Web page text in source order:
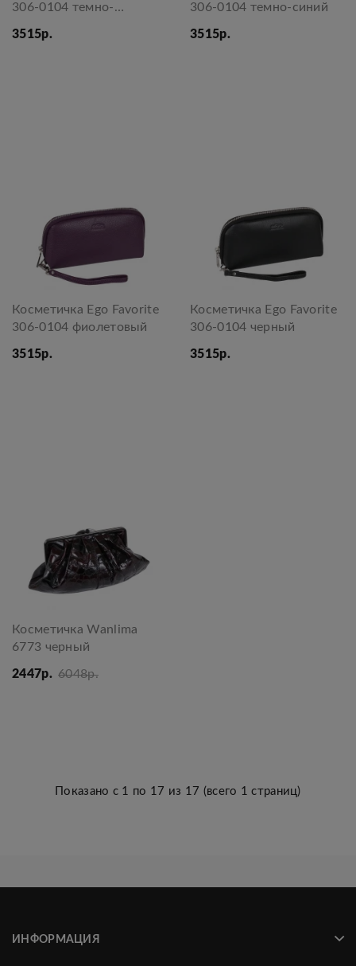
306-0104 темно-
3515р.
306-0104 темно-синий
3515р.
Косметичка Ego Favorite
306-0104 фиолетовый
3515р.
Косметичка Ego Favorite
306-0104 черный
3515р.
Косметичка Wanlima
6773 черный
2447р. 6048р.
Показано с 1 по 17 из 17 (всего 1 страниц)
ИНФОРМАЦИЯ